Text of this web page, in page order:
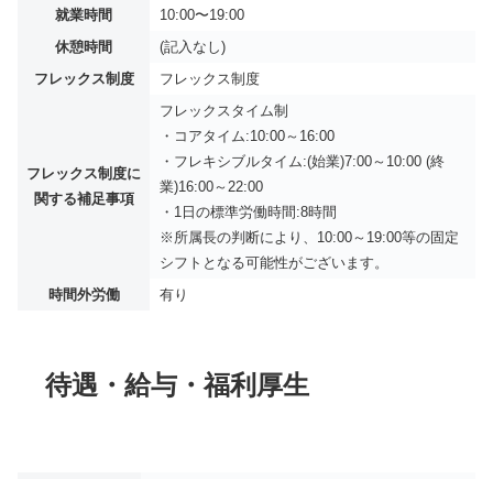
就業時間
10:00〜19:00
休憩時間
(記入なし)
フレックス制度
フレックス制度
フレックス制度に
関する補足事項
フレックスタイム制
・コアタイム:10:00～16:00
・フレキシブルタイム:(始業)7:00～10:00 (終
業)16:00～22:00
・1日の標準労働時間:8時間
※所属長の判断により、10:00～19:00等の固定
シフトとなる可能性がございます。
時間外労働
有り
待遇・給与・福利厚生